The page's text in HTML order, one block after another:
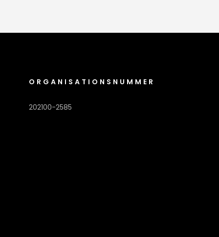
ORGANISATIONSNUMMER
202100-2585